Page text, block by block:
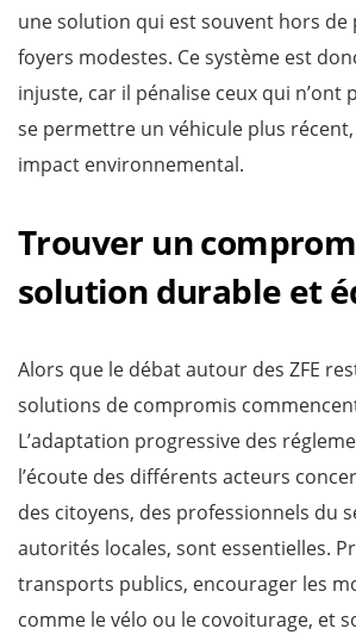
une solution qui est souvent hors de
foyers modestes. Ce système est
injuste, car il pénalise ceux qui n’ont
se permettre un véhicule plus
impact environnemental.
Trouver un
solution durable et
Alors que le débat autour des ZFE
solutions de compromis
L’adaptation progressive des
l’écoute des différents acteurs
des citoyens, des professionnels du
autorités locales, sont essentielles.
transports publics, encourager les
comme le vélo ou le covoiturage, et